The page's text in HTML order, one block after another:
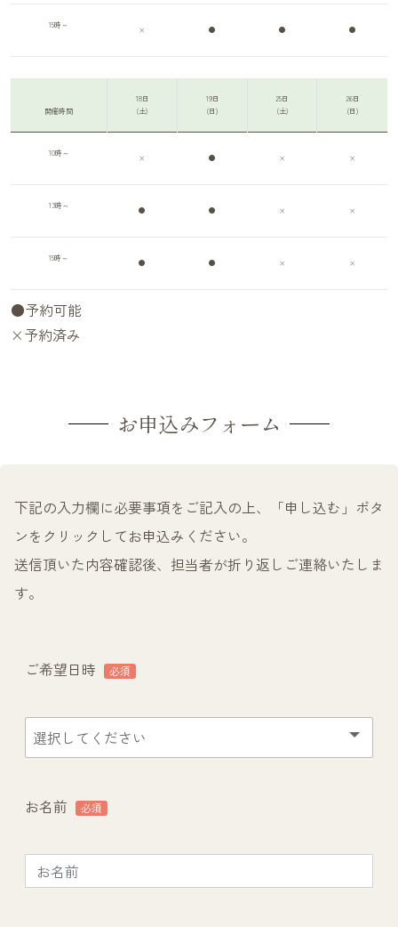
15時～
× ● ● ●
開催時間
18日
(土)
19日
(日)
25日
(土)
26日
(日)
10時～
× ● × ×
13時～
● ● × ×
15時～
● ● × ×
●予約可能
×予約済み
お申込みフォーム
下記の入力欄に必要事項をご記入の上、「申し込む」ボタ
ンをクリックしてお申込みください。
送信頂いた内容確認後、担当者が折り返しご連絡いたしま
す。
ご希望日時 必須
お名前 必須